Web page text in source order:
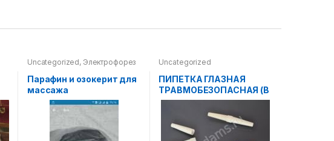
Uncategorized, Электрофорез
-Цзин Да
Парафин и озокерит для
массажа
Uncategorized
ПИПЕТКА ГЛАЗНАЯ
ТРАВМОБЕЗОПАСНАЯ (В
ФУТЛЯРЕ / БЕЗ ФУТЛЯРА)